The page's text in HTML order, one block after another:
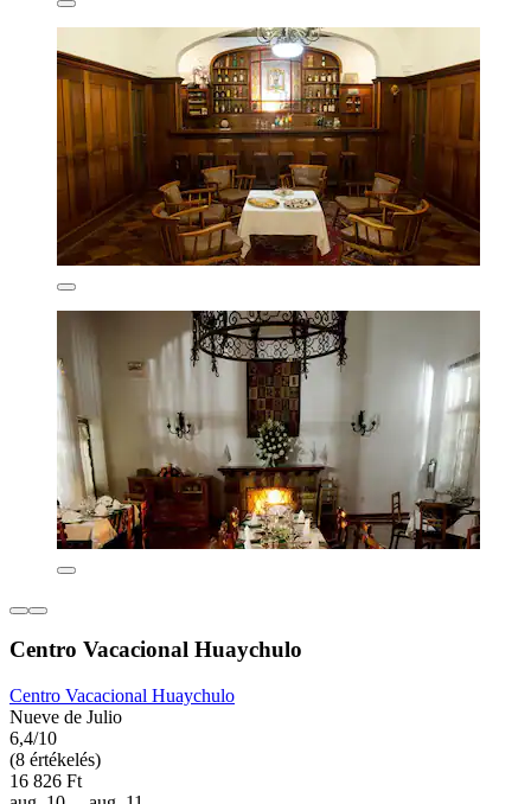
Centro Vacacional Huaychulo
Centro Vacacional Huaychulo
Nueve de Julio
6,4/10
(8 értékelés)
16 826 Ft